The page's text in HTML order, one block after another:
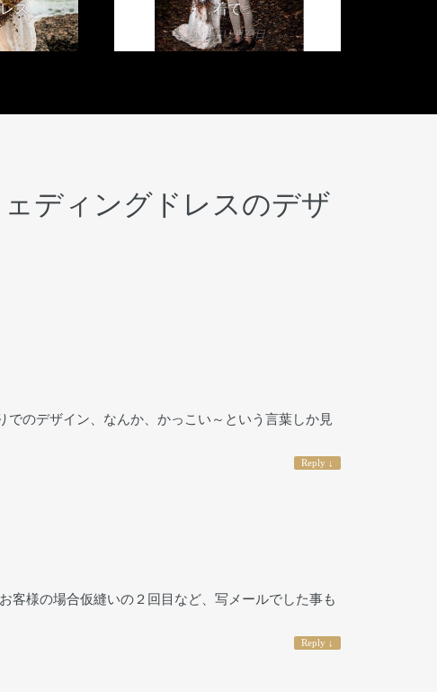
ス
着て
2019年11月23日
ディングドレスのデザ
のデザイン、なんか、かっこい～という言葉しか見
Reply ↓
客様の場合仮縫いの２回目など、写メールでした事も
Reply ↓